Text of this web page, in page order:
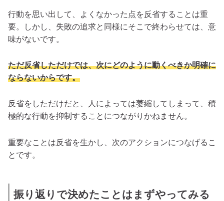
行動を思い出して、よくなかった点を反省することは重
要。しかし、失敗の追求と同様にそこで終わらせては、意
味がないです。
ただ反省しただけでは、次にどのように動くべきか明確に
ならないからです。
反省をしただけだと、人によっては萎縮してしまって、積
極的な行動を抑制することにつながりかねません。
重要なことは反省を生かし、次のアクションにつなげるこ
とです。
振り返りで決めたことはまずやってみる